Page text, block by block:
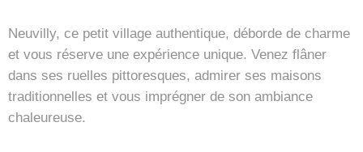
Neuvilly, ce petit village authentique, déborde de charme
et vous réserve une expérience unique. Venez flâner
dans ses ruelles pittoresques, admirer ses maisons
traditionnelles et vous imprégner de son ambiance
chaleureuse.